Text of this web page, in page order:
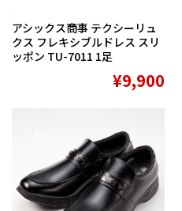
アシックス商事 テクシーリュ
クス フレキシブルドレス スリ
ッポン TU-7011 1足
¥9,900